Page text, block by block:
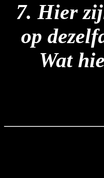
7. Hier
op
Wat